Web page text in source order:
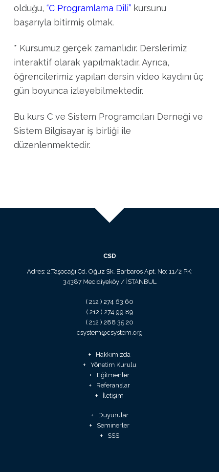
olduğu, “C Programlama Dili” kursunu
başarıyla bitirmiş olmak.
* Kursumuz gerçek zamanlıdır. Derslerimiz
interaktif olarak yapılmaktadır. Ayrıca,
öğrencilerimiz yapılan dersin video kaydını üç
gün boyunca izleyebilmektedir.
Bu kurs C ve Sistem Programcıları Derneği ve
Sistem Bilgisayar iş birliği ile
düzenlenmektedir.
CSD
Adres: 2.Taşocağı Cd. Oğuz Sk. Barbaros Apt. No: 11/2 PK:
34387 Mecidiyeköy / İSTANBUL
( 212 ) 274 63 60
( 212 ) 274 99 89
( 212 ) 288 35 20
csystem@csystem.org
Hakkımızda
Yönetim Kurulu
Eğitmenler
Referanslar
İletişim
Duyurular
Seminerler
SSS